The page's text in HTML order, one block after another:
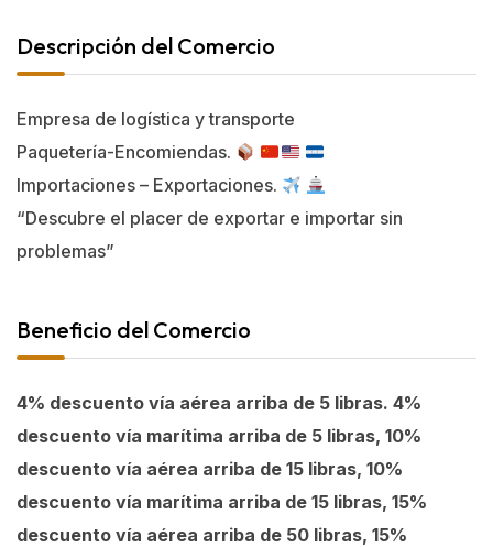
Descripción del Comercio
Empresa de logística y transporte
Paquetería-Encomiendas.
Importaciones – Exportaciones.
“Descubre el placer de exportar e importar sin
problemas”
Beneficio del Comercio
4% descuento vía aérea arriba de 5 libras. 4%
descuento vía marítima arriba de 5 libras, 10%
descuento vía aérea arriba de 15 libras, 10%
descuento vía marítima arriba de 15 libras, 15%
descuento vía aérea arriba de 50 libras, 15%